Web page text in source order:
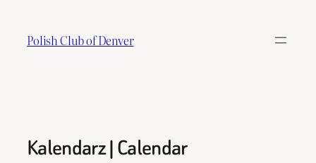
content
Polish Club of Denver
Kalendarz | Calendar